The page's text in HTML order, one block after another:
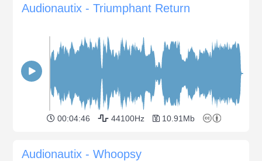
Audionautix - Triumphant Return
00:04:46 44100Hz 10.91Mb
Audionautix - Whoopsy